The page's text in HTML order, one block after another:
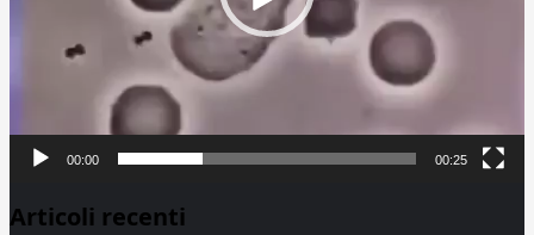
00:00 00:25
Articoli recenti